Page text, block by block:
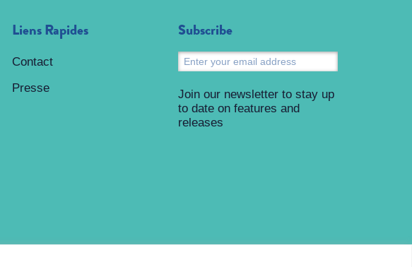
Liens Rapides
Contact
Presse
Subscribe
Join our newsletter to stay up
to date on features and
releases